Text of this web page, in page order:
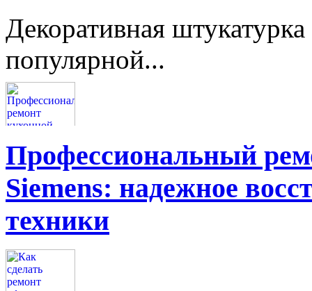
Декоративная
популярной...
Профессиональный
Siemens: надежное
техники